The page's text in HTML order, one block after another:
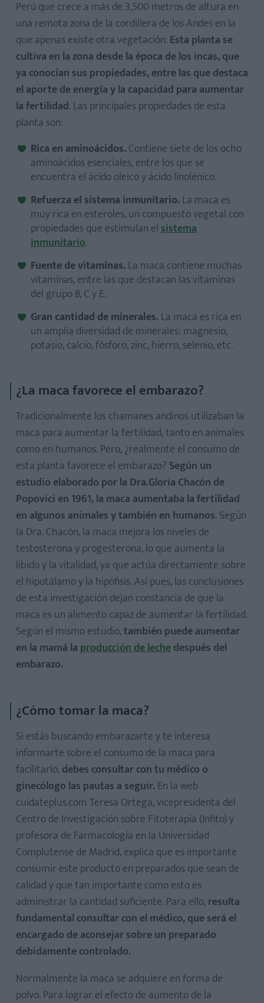
Perú que crece a más de 3,500 metros de altura en
una remota zona de la cordillera de los Andes en la
que apenas existe otra vegetación. Esta planta se
cultiva en la zona desde la época de los incas, que
ya conocían sus propiedades, entre las que destaca
el aporte de energía y la capacidad para aumentar
la fertilidad. Las principales propiedades de esta
planta son:
Rica en aminoácidos.Contiene siete de los ocho
aminoácidos esenciales, entre los que se
encuentra el ácido oleico y ácido linolénico.
Refuerza el sistema inmunitario.La maca es
muy rica en esteroles, un compuesto vegetal con
propiedades que estimulan elsistema
inmunitario.
Fuente de vitaminas.La maca contiene muchas
vitaminas, entre las que destacan las vitaminas
del grupo B, C y E.
Gran cantidad de minerales.La maca es rica en
un amplia diversidad de minerales: magnesio,
potasio, calcio, fósforo, zinc, hierro, selenio, etc.
¿La maca favorece el embarazo?
Tradicionalmente los chamanes andinos utilizaban la
maca para aumentar la fertilidad, tanto en animales
como en humanos. Pero, ¿realmente el consumo de
esta planta favorece el embarazo? Según un
estudio elaborado por la Dra.Gloria Chacón de
Popovici en 1961, la maca aumentaba la fertilidad
en algunos animales y también en humanos. Según
la Dra. Chacón, la maca mejora los niveles de
testosterona y progesterona, lo que aumenta la
libido y la vitalidad, ya que actúa directamente sobre
el hipotálamo y la hipófisis. Así pues, las conclusiones
de esta investigación dejan constancia de que la
maca es un alimento capaz de aumentar la fertilidad.
Según el mismo estudio,también puede aumentar
en la mamá la producción de lechedespués del
embarazo.
¿Cómo tomar la maca?
Si estás buscando embarazarte y te interesa
informarte sobre el consumo de la maca para
facilitarlo,debes consultar con tu médico o
ginecólogo las pautas a seguir. En la web
cuidateplus.com Teresa Ortega, vicepresidenta del
Centro de Investigación sobre Fitoterapia (Infito) y
profesora de Farmacología en la Universidad
Complutense de Madrid, explica que es importante
consumir este producto en preparados que sean de
calidad y que tan importante como esto es
administrar la cantidad suficiente. Para ello,resulta
fundamental consultar con el médico, que será el
encargado de aconsejar sobre un preparado
debidamente controlado.
Normalmente la maca se adquiere en forma de
polvo. Para lograr el efecto de aumento de la